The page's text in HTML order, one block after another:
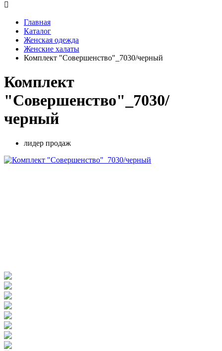

Главная
Каталог
Женская одежда
Женские халаты
Комплект "Совершенство"_7030/черный
Комплект
"Совершенство"_7030/
черный
лидер продаж